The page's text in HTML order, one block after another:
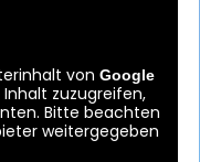
von Google
zuzugreifen,
Bitte beachten
weitergegeben